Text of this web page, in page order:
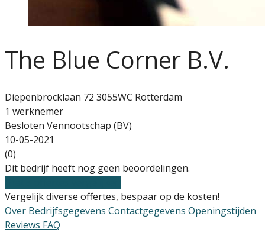
The Blue Corner B.V.
Diepenbrocklaan 72 3055WC Rotterdam
1 werknemer
Besloten Vennootschap (BV)
10-05-2021
(0)
Dit bedrijf heeft nog geen beoordelingen.
Vergelijk diverse offertes, bespaar op de kosten!
Over Bedrijfsgegevens Contactgegevens Openingstijden
Reviews FAQ